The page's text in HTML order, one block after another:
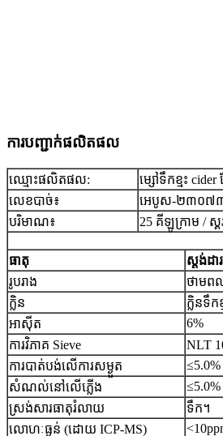
ការ​បញ្ជាក់​ផលិតផល
ឈ្មោះ​ផលិតផល: ម្សៅទឹកខ្មះ cider
លេខបាច់៖
អេបូស-២៣០៧
បរិមាណ៖
25 គីឡូក្រាម / ស្គ
ធាតុ ស្តង់ដារ
រូបរាង
ថាម
ក្លិន
ក្លិនទឹក
អាសុីត
6%
ការវិភាគ Sieve
NLT
ការបាត់បង់លើការសម្ងួត
≤5.0%
សំណល់នៅលើភ្លើង
≤5.0%
ស្រង់សារធាតុរំលាយ
ទឹក។
លោហៈធ្ងន់ (ដោយ ICP-MS)